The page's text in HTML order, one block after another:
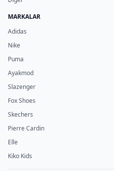
MARKALAR
Adidas
Nike
Puma
Ayakmod
Slazenger
Fox Shoes
Skechers
Pierre Cardin
Elle
Kiko Kids